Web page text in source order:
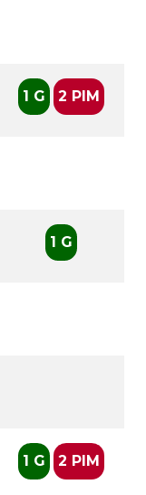
1 G 2 PIM
1 G
1 G 2 PIM